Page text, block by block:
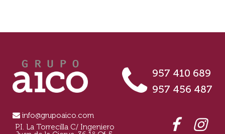
957 410 689
957 456 487
info@grupoaico.com
P.I. La Torrecilla C/ Ingeniero